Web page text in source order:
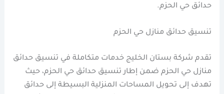
حدائق حي الحزم.
تنسيق حدائق منازل حي الحزم
تقدم شركة بستان الخليج خدمات متكاملة في تنسيق حدائق
منازل حي الحزم ضمن إطار تنسيق حدائق حي الحزم، حيث
تهدف إلى تحويل المساحات المنزلية البسيطة إلى حدائق